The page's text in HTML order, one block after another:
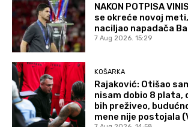
NAKON POTPISA
se okreće novoj
naciljao napadača
7 Aug 2026. 15:29
KOŠARKA
Rajaković: Otišao
nisam dobio 8 plata,
bih preživeo,
mene nije postojala